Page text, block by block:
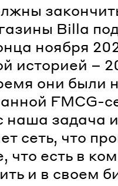
Billa
ноября
историей –
они были
FMCG-
наша задача
сеть, что
что есть в
и в своем